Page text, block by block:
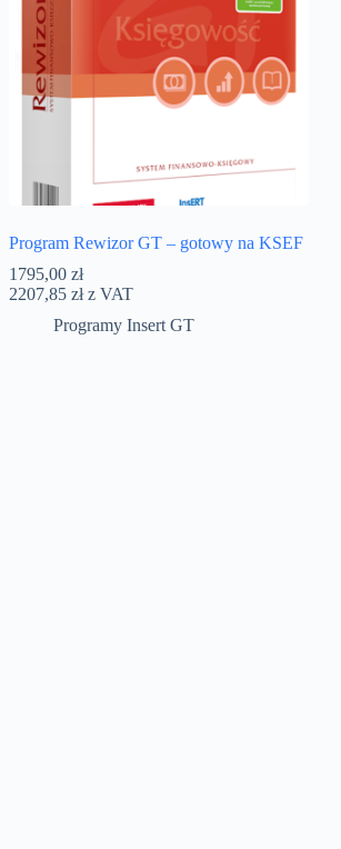
Program Rewizor GT – gotowy na KSEF
1795,00 zł
2207,85 złz VAT
Programy Insert GT